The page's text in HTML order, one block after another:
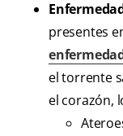
presentes
el torrente
el corazón,